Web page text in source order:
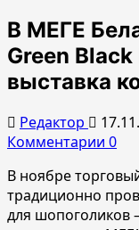
В МЕГЕ
Green
выставка
Редактор
Комментарии 0
В ноябре
традиционно
для шопоголиков